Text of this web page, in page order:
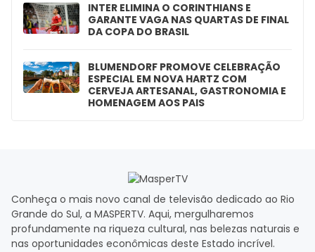
INTER ELIMINA O CORINTHIANS E
GARANTE VAGA NAS QUARTAS DE FINAL
DA COPA DO BRASIL
BLUMENDORF PROMOVE CELEBRAÇÃO
ESPECIAL EM NOVA HARTZ COM
CERVEJA ARTESANAL, GASTRONOMIA E
HOMENAGEM AOS PAIS
Conheça o mais novo canal de televisão dedicado ao Rio
Grande do Sul, a MASPERTV. Aqui, mergulharemos
profundamente na riqueza cultural, nas belezas naturais e
nas oportunidades econômicas deste Estado incrível.